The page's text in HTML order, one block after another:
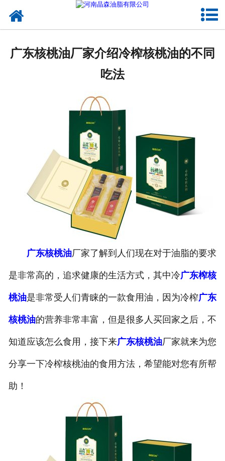
成功案例
新闻资讯
联系晶森
走进晶森
广东核桃油厂家介绍冷榨核桃油的不同
吃法
广东核桃油厂家了解到人们现在对于油脂的要求
是非常高的，追求健康的生活方式，其中冷广东榨核
桃油是非常受人们青睐的一款食用油，因为冷榨广东
核桃油的营养非常丰富，但是很多人买回家之后，不
知道应该怎么食用，接下来广东核桃油厂家就来为您
分享一下冷榨核桃油的食用方法，希望能对您有所帮
助！